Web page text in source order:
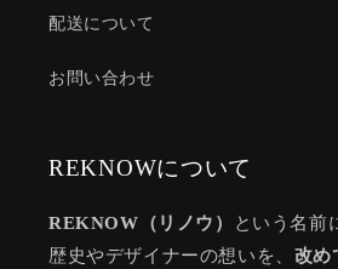
配送について
お問い合わせ
REKNOWについて
REKNOW（リノウ）
という名前
歴史やデザイナーの想いを、 改め